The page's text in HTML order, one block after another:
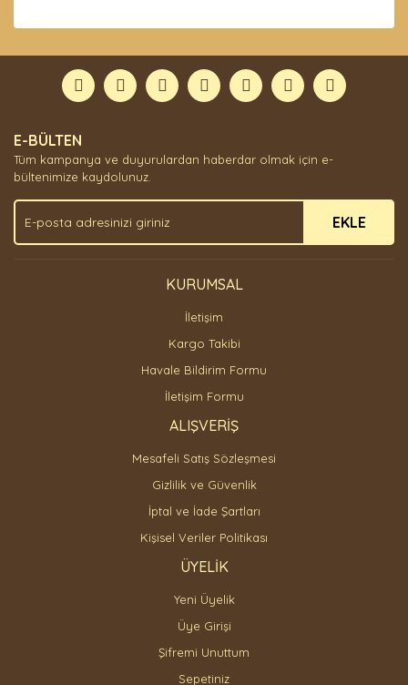
Yorum Yaz
formunu kullanarak tarafımıza iletebilirsiniz.
Görüş ve önerileriniz için teşekkür ederiz.
Ürün açıklamasında eksik bilgiler bulunuyor.
Ürün bilgilerinde hatalar bulunuyor.
Bu ürüne benzer farklı alternatifler olmalı.
Gönder
E-BÜLTEN
Tüm kampanya ve duyurulardan haberdar olmak için e-
bültenimize kaydolunuz.
EKLE
KURUMSAL
İletişim
Kargo Takibi
Havale Bildirim Formu
İletişim Formu
ALIŞVERİŞ
Mesafeli Satış Sözleşmesi
Gizlilik ve Güvenlik
İptal ve İade Şartları
Kişisel Veriler Politikası
ÜYELİK
Yeni Üyelik
Üye Girişi
Şifremi Unuttum
Sepetiniz